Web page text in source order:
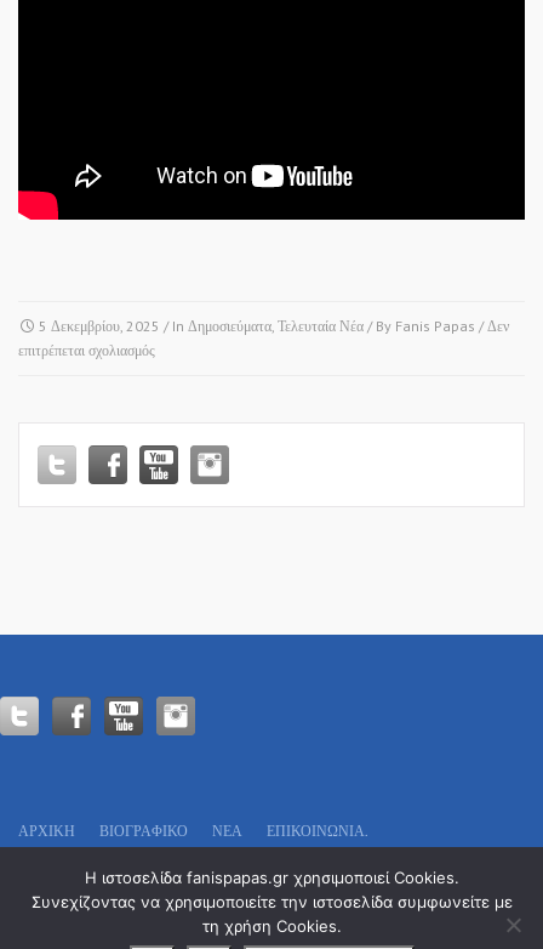
5 Δεκεμβρίου, 2025 / In Δημοσιεύματα, Τελευταία Νέα / By Fanis Papas /Δεν
επιτρέπεται σχολιασμόςστο
99.4
FM!
ΑΡΧΙΚΗ ΒΙΟΓΡΑΦΙΚΌ ΝΕΑ ΕΠΙΚΟΙΝΩΝΊΑ.
Οδυσσέως 13
Τ.Κ. 546 29 – Θεσσαλονίκη
Η ιστοσελίδα fanispapas.gr χρησιμοποιεί Cookies.
Συνεχίζοντας να χρησιμοποιείτε την ιστοσελίδα συμφωνείτε με
τη χρήση Cookies.